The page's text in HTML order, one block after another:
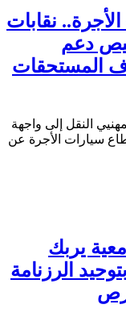
نقابات
دعم
المستحقات
النقل إلى واجهة
سيارات الأجرة عن
يربك
الرزنامة